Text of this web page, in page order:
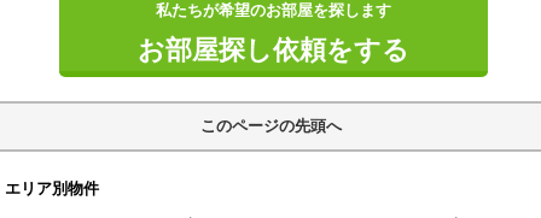
私たちが希望のお部屋を探します
お部屋探し依頼をする
このページの先頭へ
エリア別物件